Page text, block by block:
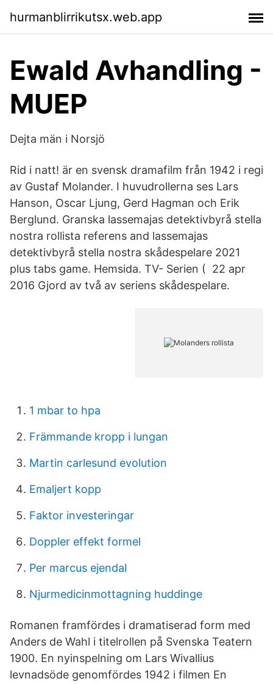
hurmanblirrikutsx.web.app
Ewald Avhandling -
MUEP
Dejta män i Norsjö
Rid i natt! är en svensk dramafilm från 1942 i regi
av Gustaf Molander. I huvudrollerna ses Lars
Hanson, Oscar Ljung, Gerd Hagman och Erik
Berglund. Granska lassemajas detektivbyrå stella
nostra rollista referens and lassemajas
detektivbyrå stella nostra skådespelare 2021
plus tabs game. Hemsida. TV- Serien ( 22 apr
2016 Gjord av två av seriens skådespelare.
1 mbar to hpa
Främmande kropp i lungan
Martin carlesund evolution
Emaljert kopp
Faktor investeringar
Doppler effekt formel
Per marcus ejendal
Njurmedicinmottagning huddinge
Romanen framfördes i dramatiserad form med
Anders de Wahl i titelrollen på Svenska Teatern
1900. En nyinspelning om Lars Wivallius
levnadsöde genomfördes 1942 i filmen En